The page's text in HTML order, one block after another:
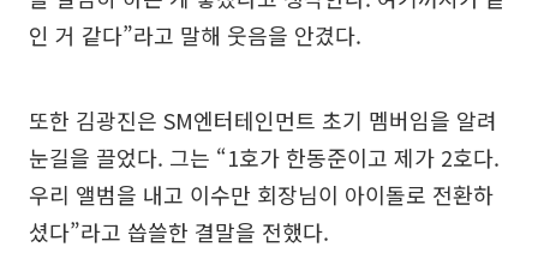
인 거 같다”라고 말해 웃음을 안겼다.
또한 김광진은 SM엔터테인먼트 초기 멤버임을 알려
눈길을 끌었다. 그는 “1호가 한동준이고 제가 2호다.
우리 앨범을 내고 이수만 회장님이 아이돌로 전환하
셨다”라고 씁쓸한 결말을 전했다.